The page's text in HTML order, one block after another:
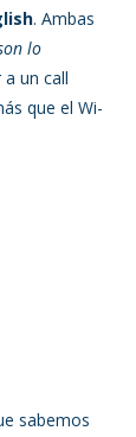
. Ambas
lo
un call
que el Wi-
sabemos